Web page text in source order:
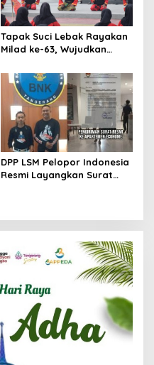
Tapak Suci Lebak Rayakan
Milad ke-63, Wujudkan
Menuju Kancah Dunia
DPP LSM Pelopor Indonesia
Resmi Layangkan Surat